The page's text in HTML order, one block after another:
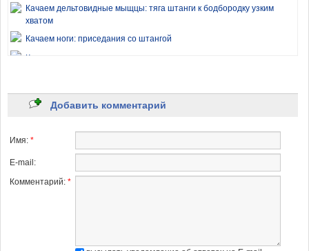
Качаем дельтовидные мыщцы: тяга штанги к бодбородку узким
хватом
Качаем ноги: приседания со штангой
Качаем пресс в домашних условиях
Качаем пресс: сгибание туловища со скручиванием
Качаем спину: тяга на тренажере
Качаем пресс: сгибание туловища
Качаем пресс: сгибание туловища на наклонной скамье
Добавить комментарий
Имя: *
E-mail:
Комментарий: *